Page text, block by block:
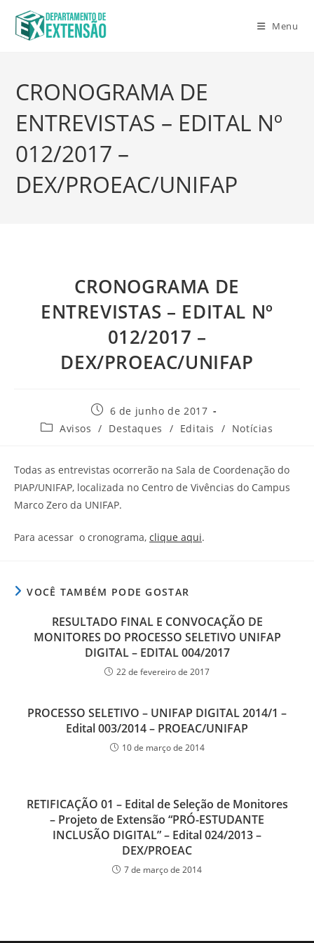
Menu
CRONOGRAMA DE
ENTREVISTAS – EDITAL Nº
012/2017 –
DEX/PROEAC/UNIFAP
CRONOGRAMA DE
ENTREVISTAS – EDITAL Nº
012/2017 –
DEX/PROEAC/UNIFAP
6 de junho de 2017
Avisos / Destaques / Editais / Notícias
Todas as entrevistas ocorrerão na Sala de Coordenação do
PIAP/UNIFAP, localizada no Centro de Vivências do Campus
Marco Zero da UNIFAP.
Para acessar o cronograma, clique aqui.
VOCÊ TAMBÉM PODE GOSTAR
RESULTADO FINAL E CONVOCAÇÃO DE
MONITORES DO PROCESSO SELETIVO UNIFAP
DIGITAL – EDITAL 004/2017
22 de fevereiro de 2017
PROCESSO SELETIVO – UNIFAP DIGITAL 2014/1 –
Edital 003/2014 – PROEAC/UNIFAP
10 de março de 2014
RETIFICAÇÃO 01 – Edital de Seleção de Monitores
– Projeto de Extensão “PRÓ-ESTUDANTE
INCLUSÃO DIGITAL” – Edital 024/2013 –
DEX/PROEAC
7 de março de 2014